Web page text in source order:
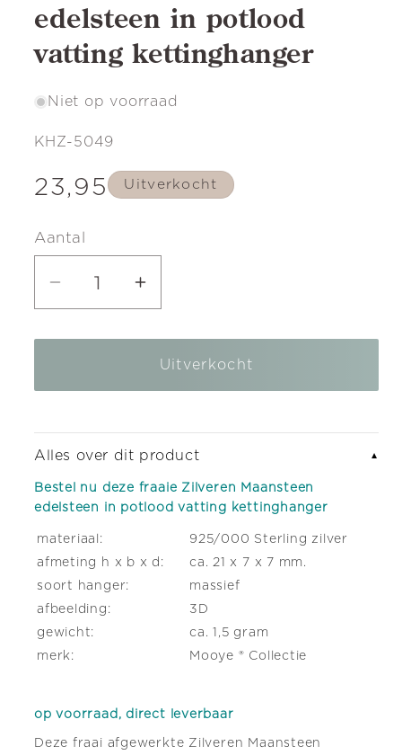
edelsteen in potlood
vatting kettinghanger
Niet op voorraad
SKU:
KHZ-5049
Normale
23,95 Uitverkocht
Aantal
Aantal
voor
Maansteen
in
potlood
vatting
kettinghanger
Aantal
voor
Zilveren
Maansteen
in
potlood
vatting
kettinghanger
Uitverkocht
Alles over dit product ▼
Bestel nu deze fraaie Zilveren Maansteen
edelsteen in potlood vatting kettinghanger
materiaal:
925/000 Sterling zilver
afmeting h x b x d:
ca. 21 x 7 x 7 mm.
soort hanger:
massief
afbeelding:
3D
gewicht:
ca. 1,5 gram
merk:
Mooye ® Collectie
op voorraad, direct leverbaar
Deze fraai afgewerkte Zilveren Maansteen